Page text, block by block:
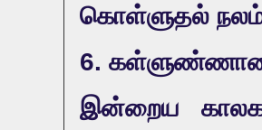
கொள்ளுதல் நலம்
6.
இன்றைய